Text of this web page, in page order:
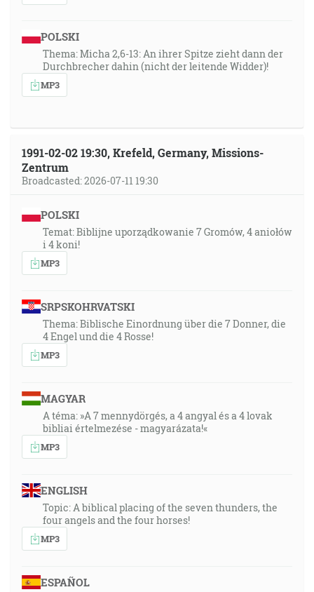
POLSKI
Thema: Micha 2,6-13: An ihrer Spitze zieht dann der
Durchbrecher dahin (nicht der leitende Widder)!
MP3
1991-02-02 19:30, Krefeld, Germany, Missions-
Zentrum
Broadcasted: 2026-07-11 19:30
POLSKI
Temat: Biblijne uporządkowanie 7 Gromów, 4 aniołów
i 4 koni!
MP3
SRPSKOHRVATSKI
Thema: Biblische Einordnung über die 7 Donner, die
4 Engel und die 4 Rosse!
MP3
MAGYAR
A téma: »A 7 mennydörgés, a 4 angyal és a 4 lovak
bibliai értelmezése - magyarázata!«
MP3
ENGLISH
Topic: A biblical placing of the seven thunders, the
four angels and the four horses!
MP3
ESPAÑOL